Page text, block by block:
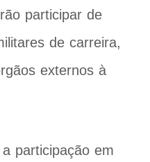
participar de
de carreira,
externos à
participação em